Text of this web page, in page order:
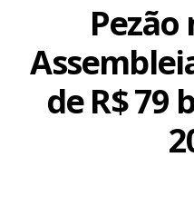
Pezão
de R$ 79